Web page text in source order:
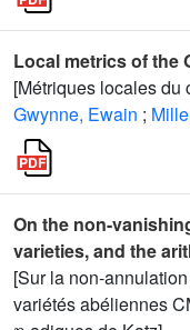
Local metrics of the
[Métriques locales du
Gwynne, Ewain ;
On the non-
varieties, and the
[Sur la non-
variétés abéliennes
p